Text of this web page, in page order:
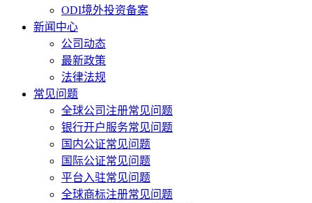
ODI境外投资备案
新闻中心
公司动态
最新政策
法律法规
常见问题
全球公司注册常见问题
银行开户服务常见问题
国内公证常见问题
国际公证常见问题
平台入驻常见问题
全球商标注册常见问题